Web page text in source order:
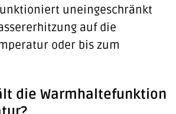
uneingeschränkt
auf die
oder bis zum
die Warmhaltefunktion